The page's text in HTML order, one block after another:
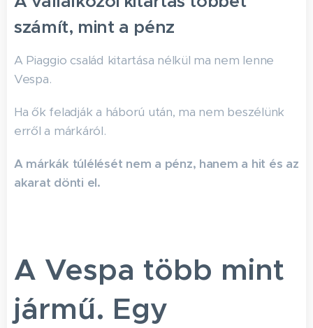
számít, mint a pénz
A Piaggio család kitartása nélkül ma nem lenne
Vespa.
Ha ők feladják a háború után, ma nem beszélünk
erről a márkáról.
A márkák túlélését nem a pénz, hanem a hit és az
akarat dönti el.
A Vespa több mint
jármű. Egy